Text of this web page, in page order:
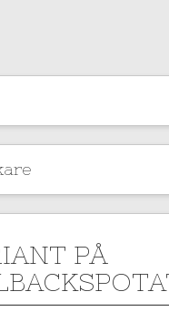
PÅ